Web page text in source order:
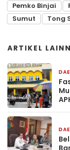
Pemko Binjai
Sumut
Tong
ARTIKEL